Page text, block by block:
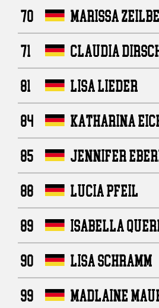
70 MARISSA
71 CLAUDIA
81 LISA LIEDER
84 KATHARINA
85 JENNIFER
88 LUCIA PFEIL
89 ISABELLA
90 LISA SCHRAMM
99 MADLAINE